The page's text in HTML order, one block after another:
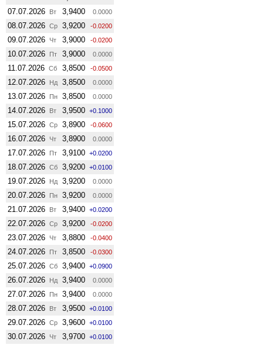
07.07.2026 Вт 3,9400 0.0000
08.07.2026 Ср 3,9200 -0.0200
09.07.2026 Чт 3,9000 -0.0200
10.07.2026 Пт 3,9000 0.0000
11.07.2026 Сб 3,8500 -0.0500
12.07.2026 Нд 3,8500 0.0000
13.07.2026 Пн 3,8500 0.0000
14.07.2026 Вт 3,9500 +0.1000
15.07.2026 Ср 3,8900 -0.0600
16.07.2026 Чт 3,8900 0.0000
17.07.2026 Пт 3,9100 +0.0200
18.07.2026 Сб 3,9200 +0.0100
19.07.2026 Нд 3,9200 0.0000
20.07.2026 Пн 3,9200 0.0000
21.07.2026 Вт 3,9400 +0.0200
22.07.2026 Ср 3,9200 -0.0200
23.07.2026 Чт 3,8800 -0.0400
24.07.2026 Пт 3,8500 -0.0300
25.07.2026 Сб 3,9400 +0.0900
26.07.2026 Нд 3,9400 0.0000
27.07.2026 Пн 3,9400 0.0000
28.07.2026 Вт 3,9500 +0.0100
29.07.2026 Ср 3,9600 +0.0100
30.07.2026 Чт 3,9700 +0.0100